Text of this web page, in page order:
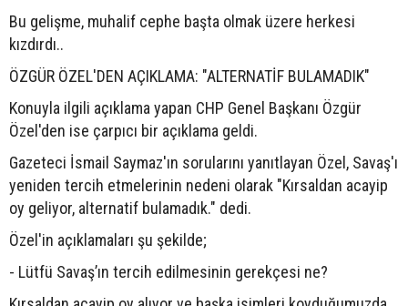
Bu gelişme, muhalif cephe başta olmak üzere herkesi
kızdırdı..
ÖZGÜR ÖZEL'DEN AÇIKLAMA: "ALTERNATİF BULAMADIK"
Konuyla ilgili açıklama yapan CHP Genel Başkanı Özgür
Özel'den ise çarpıcı bir açıklama geldi.
Gazeteci İsmail Saymaz'ın sorularını yanıtlayan Özel, Savaş'ı
yeniden tercih etmelerinin nedeni olarak "Kırsaldan acayip
oy geliyor, alternatif bulamadık." dedi.
Özel'in açıklamaları şu şekilde;
- Lütfü Savaş’ın tercih edilmesinin gerekçesi ne?